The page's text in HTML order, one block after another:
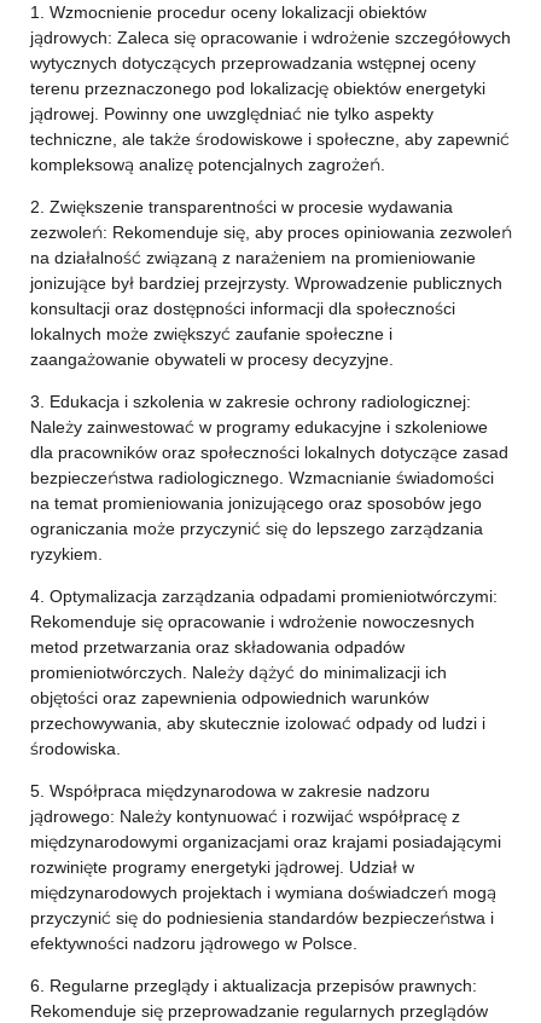
1. Wzmocnienie procedur oceny lokalizacji obiektów
jądrowych: Zaleca się opracowanie i wdrożenie szczegółowych
wytycznych dotyczących przeprowadzania wstępnej oceny
terenu przeznaczonego pod lokalizację obiektów energetyki
jądrowej. Powinny one uwzględniać nie tylko aspekty
techniczne, ale także środowiskowe i społeczne, aby zapewnić
kompleksową analizę potencjalnych zagrożeń.
2. Zwiększenie transparentności w procesie wydawania
zezwoleń: Rekomenduje się, aby proces opiniowania zezwoleń
na działalność związaną z narażeniem na promieniowanie
jonizujące był bardziej przejrzysty. Wprowadzenie publicznych
konsultacji oraz dostępności informacji dla społeczności
lokalnych może zwiększyć zaufanie społeczne i
zaangażowanie obywateli w procesy decyzyjne.
3. Edukacja i szkolenia w zakresie ochrony radiologicznej:
Należy zainwestować w programy edukacyjne i szkoleniowe
dla pracowników oraz społeczności lokalnych dotyczące zasad
bezpieczeństwa radiologicznego. Wzmacnianie świadomości
na temat promieniowania jonizującego oraz sposobów jego
ograniczania może przyczynić się do lepszego zarządzania
ryzykiem.
4. Optymalizacja zarządzania odpadami promieniotwórczymi:
Rekomenduje się opracowanie i wdrożenie nowoczesnych
metod przetwarzania oraz składowania odpadów
promieniotwórczych. Należy dążyć do minimalizacji ich
objętości oraz zapewnienia odpowiednich warunków
przechowywania, aby skutecznie izolować odpady od ludzi i
środowiska.
5. Współpraca międzynarodowa w zakresie nadzoru
jądrowego: Należy kontynuować i rozwijać współpracę z
międzynarodowymi organizacjami oraz krajami posiadającymi
rozwinięte programy energetyki jądrowej. Udział w
międzynarodowych projektach i wymiana doświadczeń mogą
przyczynić się do podniesienia standardów bezpieczeństwa i
efektywności nadzoru jądrowego w Polsce.
6. Regularne przeglądy i aktualizacja przepisów prawnych:
Rekomenduje się przeprowadzanie regularnych przeglądów